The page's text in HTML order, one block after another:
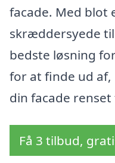
facade. Med blot
skræddersyede
bedste løsning
for at finde ud
din facade renset
Få 3 tilbud,